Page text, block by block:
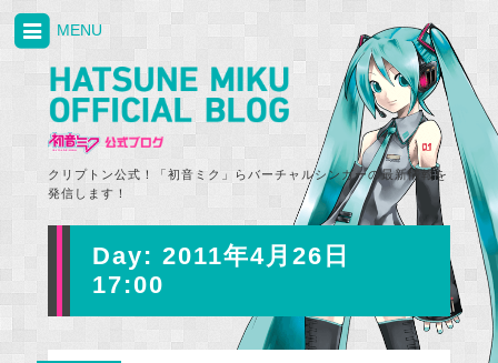
クリプトン公式！「初音ミク」らバーチャルシンガーの最新情報を
発信します！
MENU
Day: 2011年4月26日
17:00